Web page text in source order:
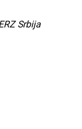
Srbija